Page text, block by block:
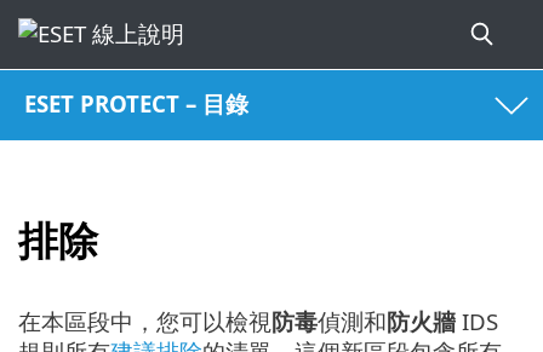
ESET PROTECT – 目錄
排除
在本區段中，您可以檢視防毒偵測和防火牆 IDS